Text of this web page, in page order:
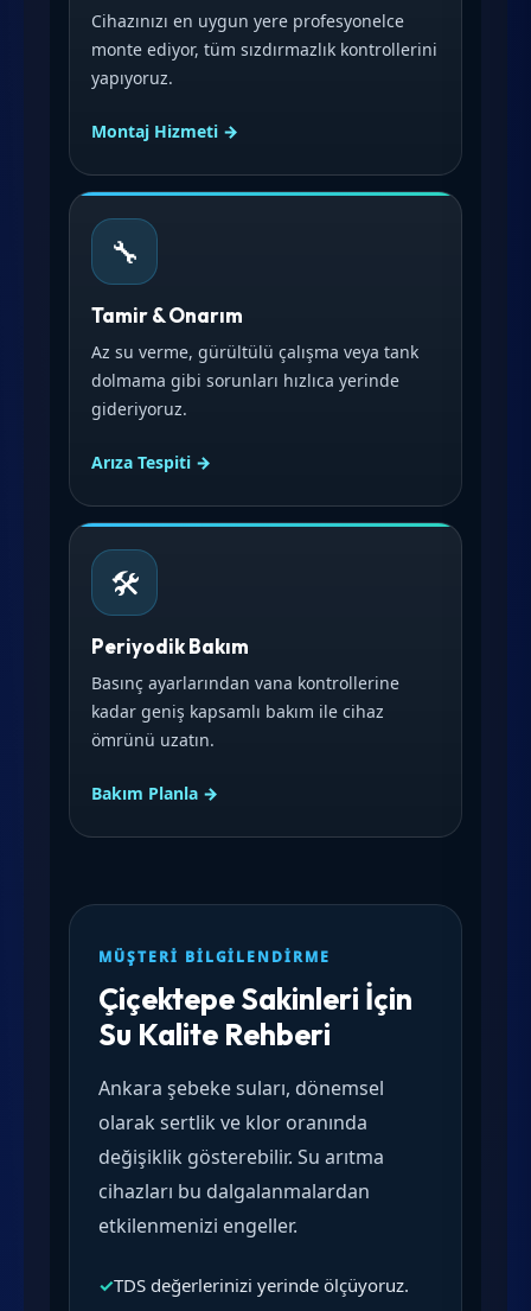
Cihazınızı en uygun yere profesyonelce
monte ediyor, tüm sızdırmazlık kontrollerini
yapıyoruz.
Montaj Hizmeti →
🔧
Tamir & Onarım
Az su verme, gürültülü çalışma veya tank
dolmama gibi sorunları hızlıca yerinde
gideriyoruz.
Arıza Tespiti →
🛠️
Periyodik Bakım
Basınç ayarlarından vana kontrollerine
kadar geniş kapsamlı bakım ile cihaz
ömrünü uzatın.
Bakım Planla →
MÜŞTERI BILGILENDIRME
Çiçektepe Sakinleri İçin
Su Kalite Rehberi
Ankara şebeke suları, dönemsel
olarak sertlik ve klor oranında
değişiklik gösterebilir. Su arıtma
cihazları bu dalgalanmalardan
etkilenmenizi engeller.
✓TDS değerlerinizi yerinde ölçüyoruz.